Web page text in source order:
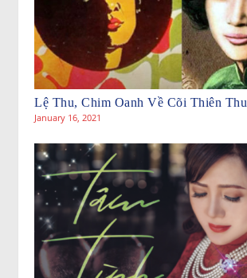
Lệ Thu, Chim Oanh Về Cõi Thiên Thu
January 16, 2021